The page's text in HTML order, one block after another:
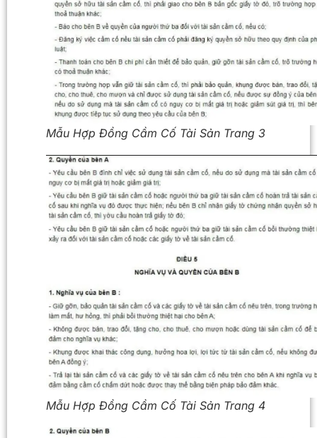
Mẫu Hợp Đồng Cầm Cố Tài Sản Trang 3
Mẫu Hợp Đồng Cầm Cố Tài Sản Trang 4